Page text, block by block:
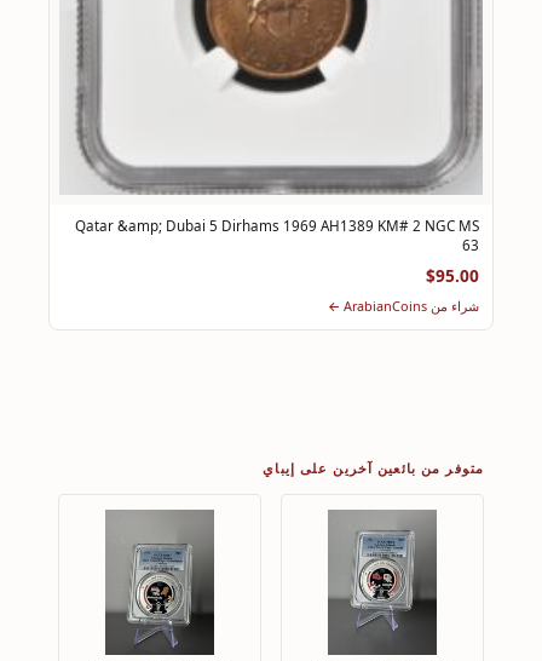
Qatar &amp; Dubai 5 Dirhams 1969 AH1389 KM# 2 NGC MS
63
$95.00
شراء من ArabianCoins ←
متوفر من بائعين آخرين على إيباي